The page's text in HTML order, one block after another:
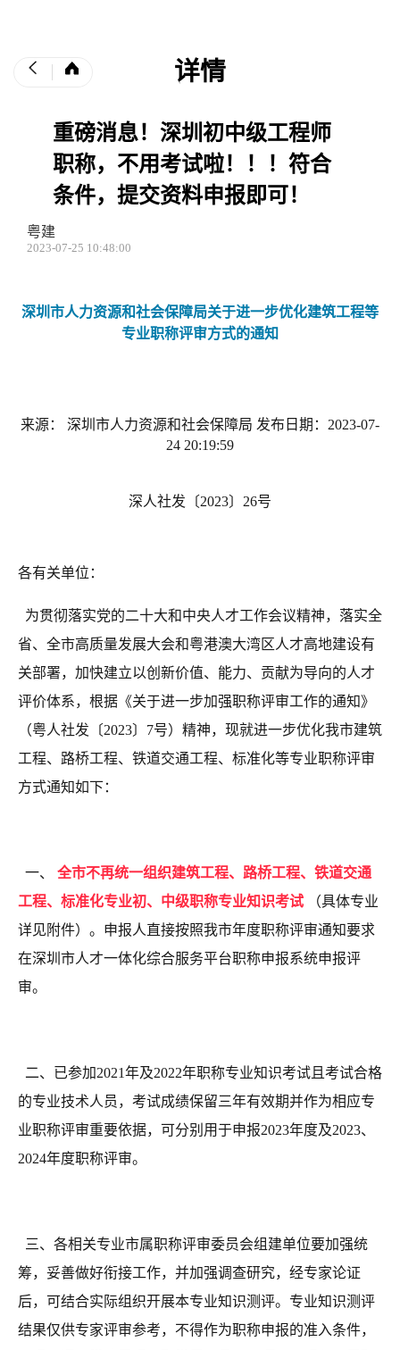
详情
重磅消息！深圳初中级工程师
职称，不用考试啦！！！符合
条件，提交资料申报即可！
粤建
2023-07-25 10:48:00
深圳市人力资源和社会保障局关于进一步优化建筑工程等
专业职称评审方式的通知
来源： 深圳市人力资源和社会保障局 发布日期：2023-07-
24 20:19:59
深人社发〔2023〕26号
各有关单位：
为贯彻落实党的二十大和中央人才工作会议精神，落实全
省、全市高质量发展大会和粤港澳大湾区人才高地建设有
关部署，加快建立以创新价值、能力、贡献为导向的人才
评价体系，根据《关于进一步加强职称评审工作的通知》
（粤人社发〔2023〕7号）精神，现就进一步优化我市建筑
工程、路桥工程、铁道交通工程、标准化等专业职称评审
方式通知如下：
一、
全市不再统一组织建筑工程、路桥工程、铁道交通
工程、标准化专业初、中级职称专业知识考试
（具体专业
详见附件）。申报人直接按照我市年度职称评审通知要求
在深圳市人才一体化综合服务平台职称申报系统申报评
审。
二、已参加2021年及2022年职称专业知识考试且考试合格
的专业技术人员，考试成绩保留三年有效期并作为相应专
业职称评审重要依据，可分别用于申报2023年度及2023、
2024年度职称评审。
三、各相关专业市属职称评审委员会组建单位要加强统
筹，妥善做好衔接工作，并加强调查研究，经专家论证
后，可结合实际组织开展本专业知识测评。专业知识测评
结果仅供专家评审参考，不得作为职称申报的准入条件，